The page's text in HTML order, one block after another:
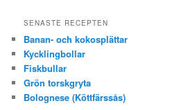
SENASTE RECEPTEN
Banan- och kokosplättar
Kycklingbollar
Fiskbullar
Grön torskgryta
Bolognese (Köttfärssås)